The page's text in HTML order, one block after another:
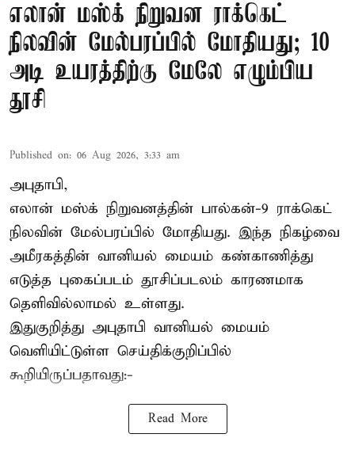
எலான் மஸ்க் நிறுவன ராக்கெட்
நிலவின் மேல்பரப்பில் மோதியது; 10
அடி உயரத்திற்கு மேலே எழும்பிய
தூசி
Published on: 06 Aug 2026, 3:33 am
அபுதாபி,
எலான் மஸ்க் நிறுவனத்தின் பால்கன்-9 ராக்கெட்
நிலவின் மேல்பரப்பில் மோதியது. இந்த நிகழ்வை
அமீரகத்தின் வானியல் மையம் கண்காணித்து
எடுத்த புகைப்படம் தூசிப்படலம் காரணமாக
தெளிவில்லாமல் உள்ளது.
இதுகுறித்து அபுதாபி வானியல் மையம்
வெளியிட்டுள்ள செய்திக்குறிப்பில்
கூறியிருப்பதாவது:-
Read More